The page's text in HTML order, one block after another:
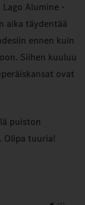
Alumine -
aika täydentää
ennen kuin
Siihen kuuluu
ovat
puiston
Olipa tuuria!